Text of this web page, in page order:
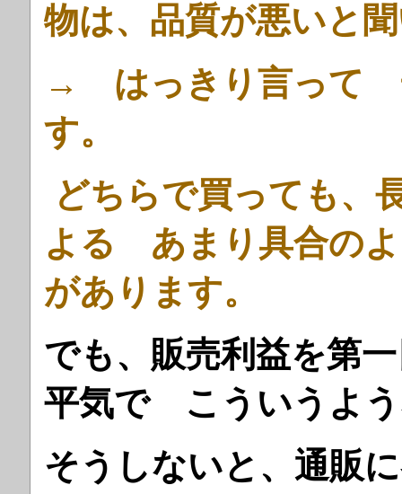
物は、品質が悪いと
→ はっきり言って
す。
どちらで買っても、
よる あまり具合の
があります。
でも、販売利益を第
平気で こういうよ
そうしないと、通販